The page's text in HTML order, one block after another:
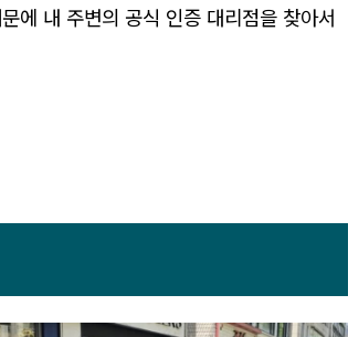
에 내 주변의 공식 인증 대리점을 찾아서